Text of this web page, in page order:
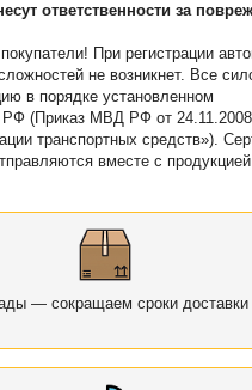
ответственности за
При регистрации
не возникнет. Все
в порядке установленном
РФ (Приказ МВД РФ от
транспортных средств»).
вместе с
— сокращаем сроки